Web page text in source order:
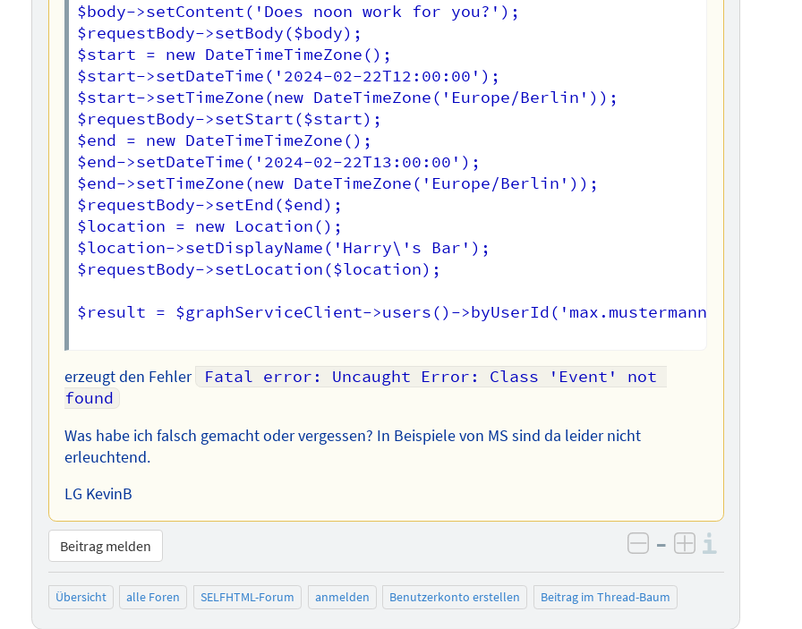
$body->setContent('Does noon work for you?');
$requestBody->setBody($body);
$start = new DateTimeTimeZone();
$start->setDateTime('2024-02-22T12:00:00');
$start->setTimeZone(new DateTimeZone('Europe/Berlin'));
$requestBody->setStart($start);
$end = new DateTimeTimeZone();
$end->setDateTime('2024-02-22T13:00:00');
$end->setTimeZone(new DateTimeZone('Europe/Berlin'));
$requestBody->setEnd($end);
$location = new Location();
$location->setDisplayName('Harry\'s Bar');
$requestBody->setLocation($location);
$result = $graphServiceClient->users()-
erzeugt den Fehler
Fatal error: Uncaught Error: Class 'Event' not
found
Was habe ich falsch gemacht oder vergessen? In Beispiele von MS sind da leider nicht
erleuchtend.
LG KevinB
Beitrag melden negativ bewerten
– positiv
Übersicht alle Foren SELFHTML-Forum anmelden Benutzerkonto erstellen Beitrag im Thread-Baum